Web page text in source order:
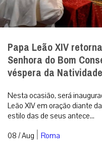
Papa Leão XIV
Senhora do Bom
véspera da
Nesta ocasião, será
Leão XIV em oração diante
estilo das de seus antece...
08 / Aug | Roma